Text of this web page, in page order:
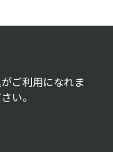
ご利用になれま
い。